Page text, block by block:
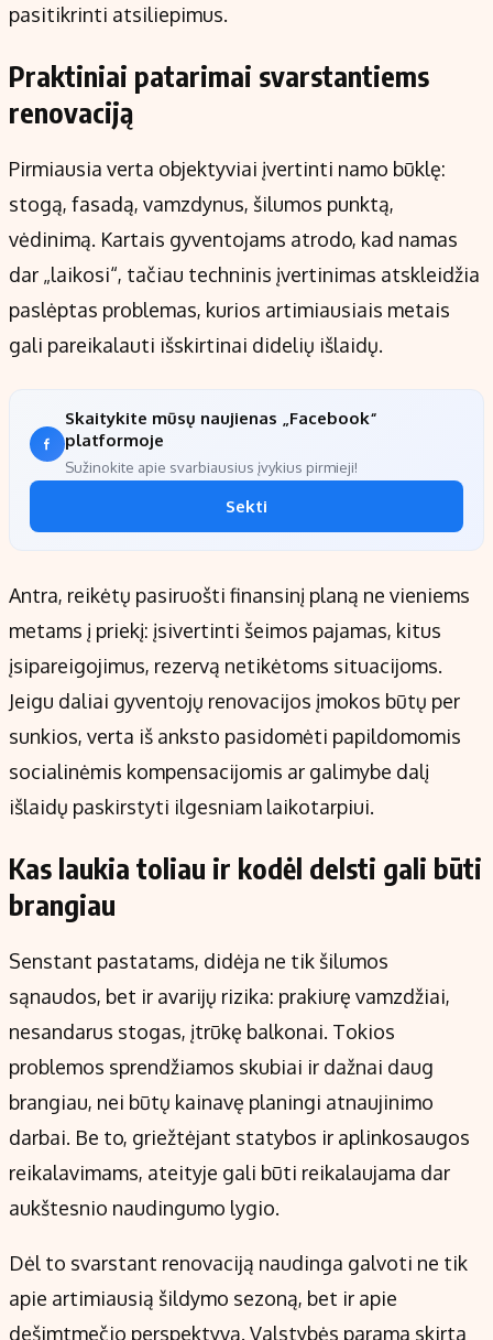
pasitikrinti atsiliepimus.
Praktiniai patarimai svarstantiems
renovaciją
Pirmiausia verta objektyviai įvertinti namo būklę:
stogą, fasadą, vamzdynus, šilumos punktą,
vėdinimą. Kartais gyventojams atrodo, kad namas
dar „laikosi“, tačiau techninis įvertinimas atskleidžia
paslėptas problemas, kurios artimiausiais metais
gali pareikalauti išskirtinai didelių išlaidų.
Skaitykite mūsų naujienas „Facebook“
platformoje
Sužinokite apie svarbiausius įvykius pirmieji!
Sekti
Antra, reikėtų pasiruošti finansinį planą ne vieniems
metams į priekį: įsivertinti šeimos pajamas, kitus
įsipareigojimus, rezervą netikėtoms situacijoms.
Jeigu daliai gyventojų renovacijos įmokos būtų per
sunkios, verta iš anksto pasidomėti papildomomis
socialinėmis kompensacijomis ar galimybe dalį
išlaidų paskirstyti ilgesniam laikotarpiui.
Kas laukia toliau ir kodėl delsti gali būti
brangiau
Senstant pastatams, didėja ne tik šilumos
sąnaudos, bet ir avarijų rizika: prakiurę vamzdžiai,
nesandarus stogas, įtrūkę balkonai. Tokios
problemos sprendžiamos skubiai ir dažnai daug
brangiau, nei būtų kainavę planingi atnaujinimo
darbai. Be to, griežtėjant statybos ir aplinkosaugos
reikalavimams, ateityje gali būti reikalaujama dar
aukštesnio naudingumo lygio.
Dėl to svarstant renovaciją naudinga galvoti ne tik
apie artimiausią šildymo sezoną, bet ir apie
dešimtmečio perspektyvą. Valstybės parama skirta